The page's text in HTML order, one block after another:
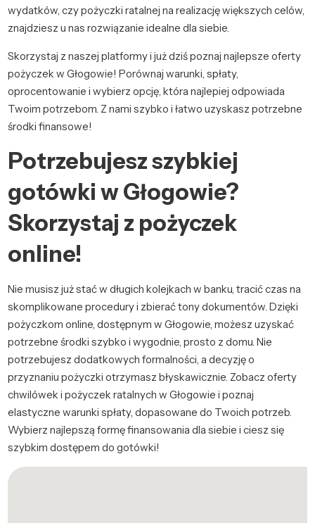
wydatków, czy pożyczki ratalnej na realizację większych celów,
znajdziesz u nas rozwiązanie idealne dla siebie.
Skorzystaj z naszej platformy i już dziś poznaj najlepsze oferty
pożyczek w Głogowie! Porównaj warunki, spłaty,
oprocentowanie i wybierz opcję, która najlepiej odpowiada
Twoim potrzebom. Z nami szybko i łatwo uzyskasz potrzebne
środki finansowe!
Potrzebujesz szybkiej
gotówki w Głogowie?
Skorzystaj z pożyczek
online!
Nie musisz już stać w długich kolejkach w banku, tracić czas na
skomplikowane procedury i zbierać tony dokumentów. Dzięki
pożyczkom online, dostępnym w Głogowie, możesz uzyskać
potrzebne środki szybko i wygodnie, prosto z domu. Nie
potrzebujesz dodatkowych formalności, a decyzję o
przyznaniu pożyczki otrzymasz błyskawicznie. Zobacz oferty
chwilówek i pożyczek ratalnych w Głogowie i poznaj
elastyczne warunki spłaty, dopasowane do Twoich potrzeb.
Wybierz najlepszą formę finansowania dla siebie i ciesz się
szybkim dostępem do gotówki!